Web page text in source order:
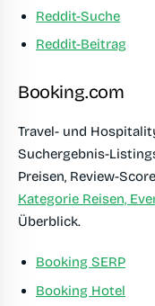
Reddit-Suche
Reddit-Beitrag
Booking.com
Travel- und
Suchergebnis-
Preisen, Review-
Kategorie Reisen,
Überblick.
Booking SERP
Booking Hotel